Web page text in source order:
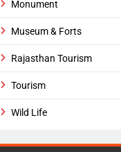
Monument
Museum & Forts
Rajasthan Tourism
Tourism
Wild Life